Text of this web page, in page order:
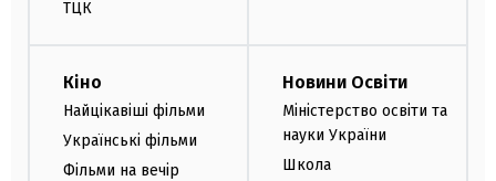
ТЦК
Кіно
Найцікавіші фільми
Українські фільми
Фільми на вечір
Новини Освіти
Міністерство освіти та
науки України
Школа